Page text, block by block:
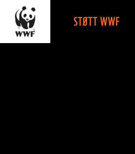
STØTT WWF